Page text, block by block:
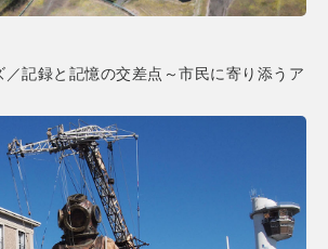
／記録と記憶の交差点～市民に寄り添うア